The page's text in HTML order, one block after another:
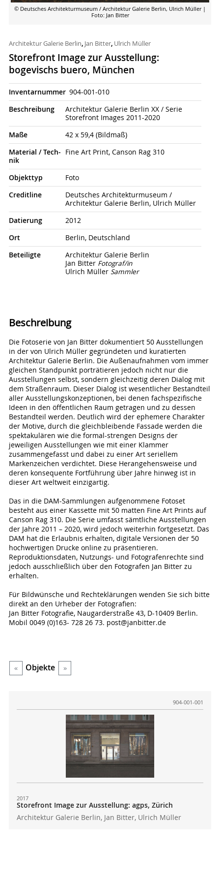
© Deutsches Architekturmuseum / Architektur Galerie Berlin, Ulrich Müller |
Foto: Jan Bitter
Architektur Galerie Berlin, Jan Bitter, Ulrich Müller
Storefront Image zur Ausstellung:
bogevischs buero, München
Inventarnummer 904-001-010
Beschrei­bung
Architektur Galerie Berlin XX / Serie
Storefront Images 2011-2020
Maße
42 x 59,4 (Bildmaß)
Material / Tech­
nik
Fine Art Print, Canson Rag 310
Objekt­typ
Foto
Credit­line
Deutsches Architekturmuseum /
Architektur Galerie Berlin, Ulrich Müller
Datierung
2012
Ort
Berlin, Deutschland
Beteiligte
Architektur Galerie Berlin
Jan Bitter Fotograf/in
Ulrich Müller Sammler
Beschreibung
Die Fotoserie von Jan Bitter dokumentiert 50 Ausstellungen
in der von Ulrich Müller gegründeten und kuratierten
Architektur Galerie Berlin. Die Außenaufnahmen vom immer
gleichen Standpunkt porträtieren jedoch nicht nur die
Ausstellungen selbst, sondern gleichzeitig deren Dialog mit
dem Straßenraum. Dieser Dialog ist wesentlicher Bestandteil
aller Ausstellungskonzeptionen, bei denen fachspezifische
Ideen in den öffentlichen Raum getragen und zu dessen
Bestandteil werden. Deutlich wird der ephemere Charakter
der Motive, durch die gleichbleibende Fassade werden die
spektakulären wie die formal-strengen Designs der
jeweiligen Ausstellungen wie mit einer Klammer
zusammengefasst und dabei zu einer Art seriellem
Markenzeichen verdichtet. Diese Herangehensweise und
deren konsequente Fortführung über Jahre hinweg ist in
dieser Art weltweit einzigartig.
Das in die DAM-Sammlungen aufgenommene Fotoset
besteht aus einer Kassette mit 50 matten Fine Art Prints auf
Canson Rag 310. Die Serie umfasst sämtliche Ausstellungen
der Jahre 2011 – 2020, wird jedoch weiterhin fortgesetzt. Das
DAM hat die Erlaubnis erhalten, digitale Versionen der 50
hochwertigen Drucke online zu präsentieren.
Reproduktionsdaten, Nutzungs- und Fotografenrechte sind
jedoch ausschließlich über den Fotografen Jan Bitter zu
erhalten.
Für Bildwünsche und Rechteklärungen wenden Sie sich bitte
direkt an den Urheber der Fotografien:
Jan Bitter Fotografie, Naugarderstraße 43, D-10409 Berlin.
Mobil 0049 (0)163- 728 26 73. post@janbitter.de
« Objekte »
904-001-001
2017
Storefront Image zur Ausstellung: agps, Zürich
Architektur Galerie Berlin, Jan Bitter, Ulrich Müller